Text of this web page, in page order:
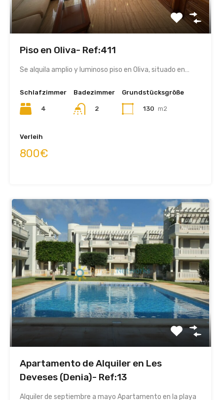
Piso en Oliva- Ref:411
Se alquila amplio y luminoso piso en Oliva, situado en…
Schlafzimmer
4
Badezimmer
2
Grundstücksgröße
130 m2
Verleih
800€
Apartamento de Alquiler en Les
Deveses (Denia)- Ref:13
Alquiler de septiembre a mayo Apartamento en la playa